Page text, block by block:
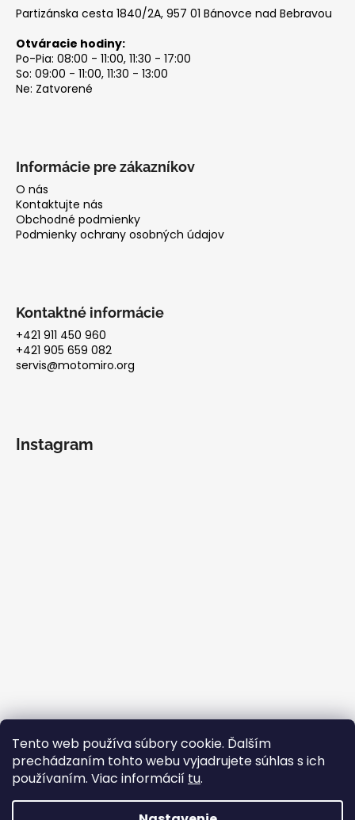
Tento web používa súbory cookie. Ďalším
prechádzaním tohto webu vyjadrujete súhlas s ich
používaním. Viac informácií tu.
Partizánska cesta 1840/2A, 957 01 Bánovce nad Bebravou
Otváracie hodiny:
Po-Pia: 08:00 - 11:00, 11:30 - 17:00
So: 09:00 - 11:00, 11:30 - 13:00
Ne: Zatvorené
Informácie pre zákazníkov
O nás
Kontaktujte nás
Obchodné podmienky
Podmienky ochrany osobných údajov
Kontaktné informácie
+421 911 450 960
+421 905 659 082
servis@motomiro.org
Instagram
Facebook